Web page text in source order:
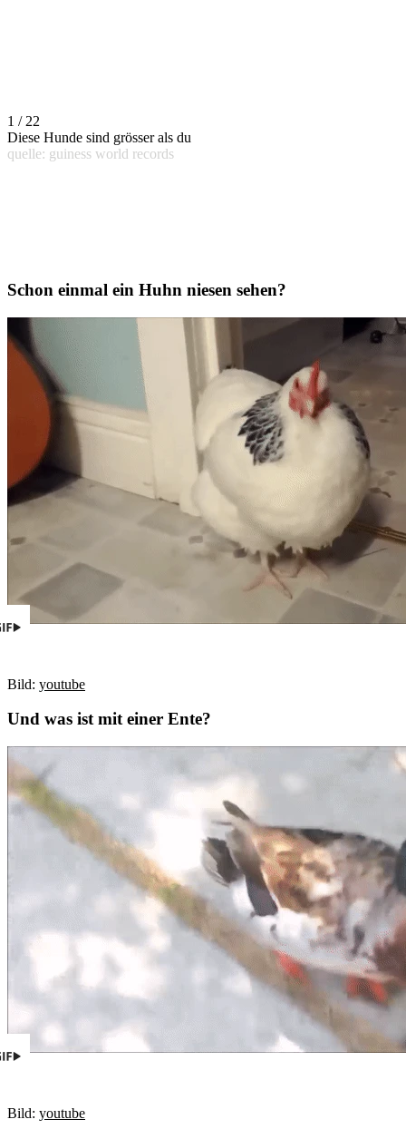
1 / 22
Diese Hunde sind grösser als du
quelle: guiness world records
Schon einmal ein Huhn niesen sehen?
Bild: youtube
Und was ist mit einer Ente?
Bild: youtube